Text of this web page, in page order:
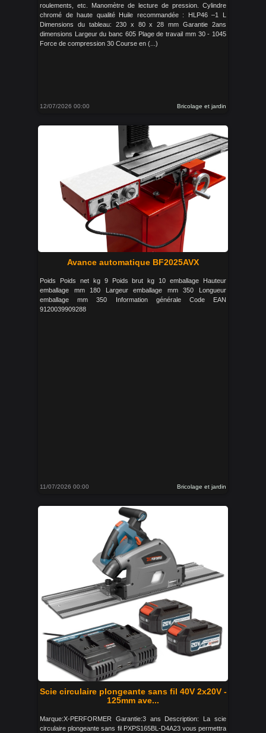
roulements, etc. Manomètre de lecture de pression. Cylindre
chromé de haute qualité Huile recommandée : HLP46 –1 L
Dimensions du tableau: 230 x 80 x 28 mm Garantie 2ans
dimensions Largeur du banc 605 Plage de travail mm 30 - 1045
Force de compression 30 Course en (...)
12/07/2026 00:00 Bricolage et jardin
Avance automatique BF2025AVX
Poids Poids net kg 9 Poids brut kg 10 emballage Hauteur
emballage mm 180 Largeur emballage mm 350 Longueur
emballage mm 350 Information générale Code EAN
9120039909288
11/07/2026 00:00 Bricolage et jardin
Scie circulaire plongeante sans fil 40V 2x20V -
125mm ave...
Marque:X-PERFORMER Garantie:3 ans Description: La scie
circulaire plongeante sans fil PXPS165BL-D4A23 vous permettra